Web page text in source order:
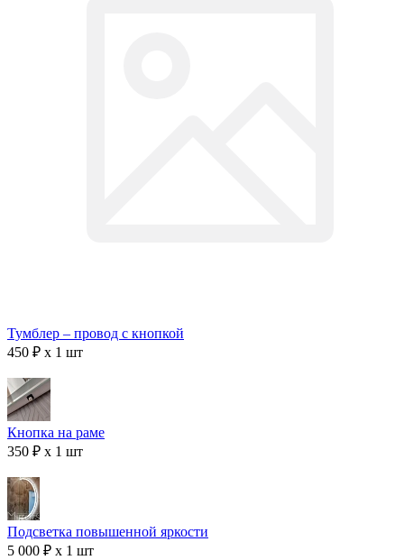
Тумблер – провод с кнопкой
450 ₽ x 1 шт
Кнопка на раме
350 ₽ x 1 шт
Подсветка повышенной яркости
5 000 ₽ x 1 шт